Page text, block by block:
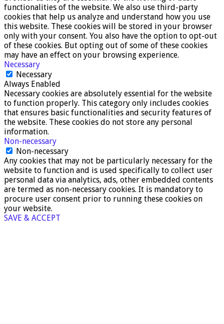
functionalities of the website. We also use third-party
cookies that help us analyze and understand how you use
this website. These cookies will be stored in your browser
only with your consent. You also have the option to opt-out
of these cookies. But opting out of some of these cookies
may have an effect on your browsing experience.
Necessary
Necessary
Always Enabled
Necessary cookies are absolutely essential for the website
to function properly. This category only includes cookies
that ensures basic functionalities and security features of
the website. These cookies do not store any personal
information.
Non-necessary
Non-necessary
Any cookies that may not be particularly necessary for the
website to function and is used specifically to collect user
personal data via analytics, ads, other embedded contents
are termed as non-necessary cookies. It is mandatory to
procure user consent prior to running these cookies on
your website.
SAVE & ACCEPT